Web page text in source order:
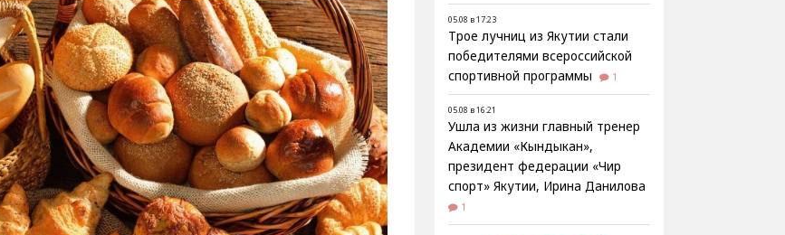
05.08 в 17:23
Трое лучниц из Якутии стали
победителями всероссийской
спортивной программы
1
05.08 в 16:21
Ушла из жизни главный тренер
Академии «Кындыкан»,
президент федерации «Чир
спорт» Якутии, Ирина Данилова
1